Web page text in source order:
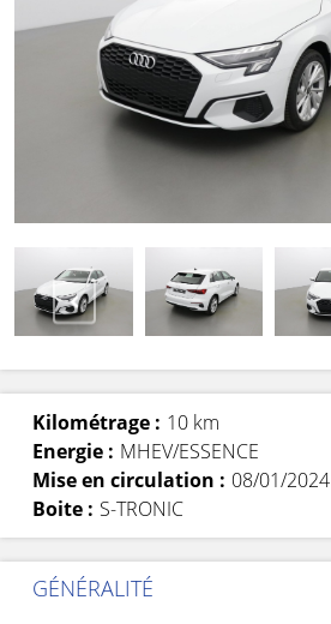
Kilométrage : 10 km
Energie : MHEV/ESSENCE
Mise en circulation : 08/01/2024
Boite : S-TRONIC
GÉNÉRALITÉ